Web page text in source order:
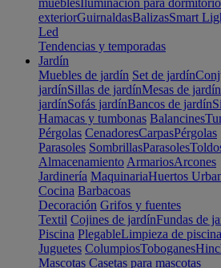
mueblesIluminación para dormitorio
exteriorGuirnaldasBalizasSmart
Led
Tendencias y temporadas
Jardín
Muebles de jardín Set de jardín
jardínSillas de jardínMesas de jardín
jardínSofás jardínBancos de jardín
Hamacas y tumbonas Balancines
Pérgolas CenadoresCarpasPérgolas
Parasoles SombrillasParasoles
Almacenamiento ArmariosArcones
Jardinería MaquinariaHuertos
Cocina Barbacoas
Decoración Grifos y fuentes
Textil Cojines de jardínFundas de
Piscina PlegableLimpieza de
Juguetes ColumpiosToboganes
Mascotas Casetas para mascotas